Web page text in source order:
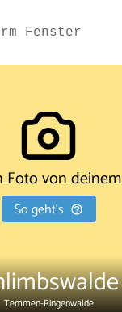
Fenster
Foto von
So geht's
Temmen-Ringenwalde